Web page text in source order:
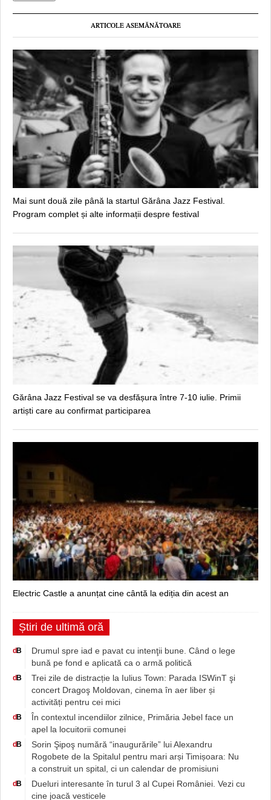
ARTICOLE ASEMĂNĂTOARE
Mai sunt două zile până la startul Gărâna Jazz Festival.
Program complet și alte informații despre festival
Gărâna Jazz Festival se va desfășura între 7-10 iulie. Primii
artiști care au confirmat participarea
Electric Castle a anunțat cine cântă la ediția din acest an
Știri de ultimă oră
d B
Drumul spre iad e pavat cu intenţii bune. Când o lege
bună pe fond e aplicată ca o armă politică
d B
Trei zile de distracție la Iulius Town: Parada ISWinT şi
concert Dragoş Moldovan, cinema în aer liber și
activități pentru cei mici
d B
În contextul incendiilor zilnice, Primăria Jebel face un
apel la locuitorii comunei
d B
Sorin Şipoş numără “inaugurările” lui Alexandru
Rogobete de la Spitalul pentru mari arși Timișoara: Nu
a construit un spital, ci un calendar de promisiuni
d B
Dueluri interesante în turul 3 al Cupei României. Vezi cu
cine joacă vesticele